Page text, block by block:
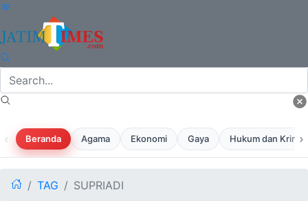
‹ Beranda Agama Ekonomi Gaya Hukum dan ›
TAG SUPRIADI